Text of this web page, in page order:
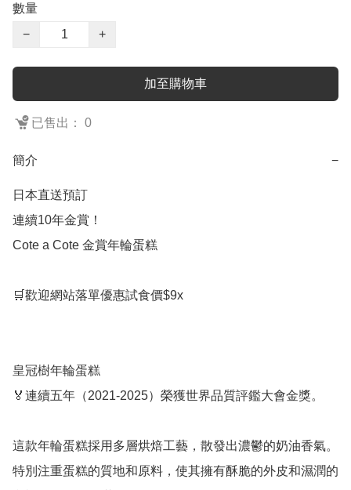
數量
−
+
加至購物車
已售出： 0
簡介 −
日本直送預訂
連續10年金賞！
Cote a Cote 金賞年輪蛋糕
🛒歡迎網站落單優惠試食價$9x
皇冠樹年輪蛋糕
🏅連續五年（2021-2025）榮獲世界品質評鑑大會金獎。
這款年輪蛋糕採用多層烘焙工藝，散發出濃鬱的奶油香氣。
特別注重蛋糕的質地和原料，使其擁有酥脆的外皮和濕潤的